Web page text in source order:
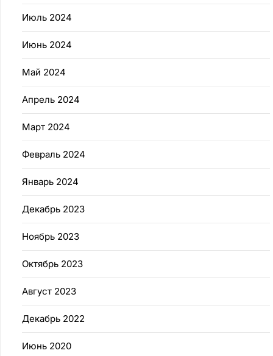
Июль 2024
Июнь 2024
Май 2024
Апрель 2024
Март 2024
Февраль 2024
Январь 2024
Декабрь 2023
Ноябрь 2023
Октябрь 2023
Август 2023
Декабрь 2022
Июнь 2020